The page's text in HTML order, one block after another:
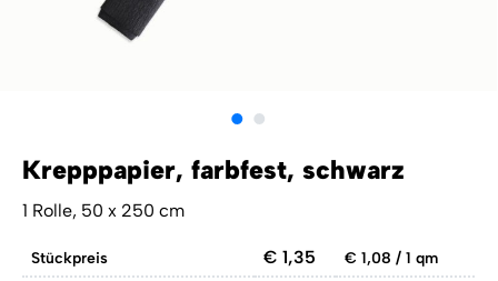
Krepppapier, farbfest, schwarz
1 Rolle, 50 x 250 cm
Stückpreis € 1,35
€ 1,08 / 1 qm